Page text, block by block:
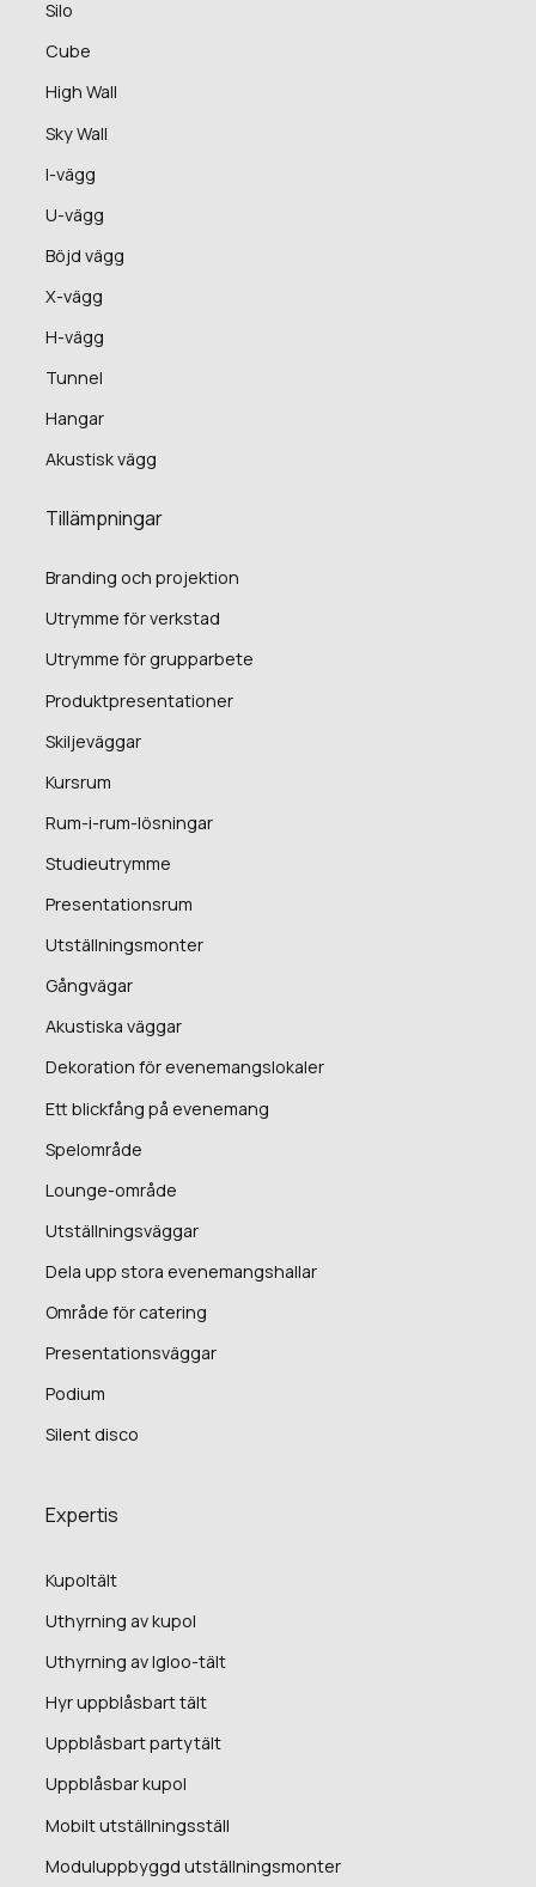
Silo
Cube
High Wall
Sky Wall
I-vägg
U-vägg
Böjd vägg
X-vägg
H-vägg
Tunnel
Hangar
Akustisk vägg
Expertis
Kupoltält
Uthyrning av kupol
Uthyrning av Igloo-tält
Hyr uppblåsbart tält
Uppblåsbart partytält
Uppblåsbar kupol
Mobilt utställningsställ
Moduluppbyggd utställningsmonter
Tillämpningar
Branding och projektion
Utrymme för verkstad
Utrymme för grupparbete
Produktpresentationer
Skiljeväggar
Kursrum
Rum-i-rum-lösningar
Studieutrymme
Presentationsrum
Utställningsmonter
Gångvägar
Akustiska väggar
Dekoration för evenemangslokaler
Ett blickfång på evenemang
Spelområde
Lounge-område
Utställningsväggar
Dela upp stora evenemangshallar
Område för catering
Presentationsväggar
Podium
Silent disco